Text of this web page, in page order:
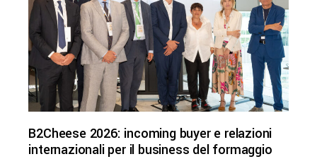
B2Cheese 2026: incoming buyer e relazioni
internazionali per il business del formaggio